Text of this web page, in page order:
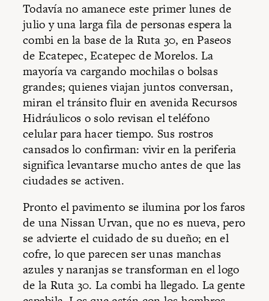
Todavía no amanece este primer lunes de
julio y una larga fila de personas espera la
combi en la base de la Ruta 30, en Paseos
de Ecatepec, Ecatepec de Morelos. La
mayoría va cargando mochilas o bolsas
grandes; quienes viajan juntos conversan,
miran el tránsito fluir en avenida Recursos
Hidráulicos o solo revisan el teléfono
celular para hacer tiempo. Sus rostros
cansados lo confirman: vivir en la periferia
significa levantarse mucho antes de que las
ciudades se activen.
Pronto el pavimento se ilumina por los faros
de una Nissan Urvan, que no es nueva, pero
se advierte el cuidado de su dueño; en el
cofre, lo que parecen ser unas manchas
azules y naranjas se transforman en el logo
de la Ruta 30. La combi ha llegado. La gente